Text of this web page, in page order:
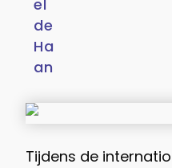
Tijdens de